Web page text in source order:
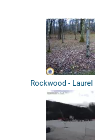
Rockwood - Laurel